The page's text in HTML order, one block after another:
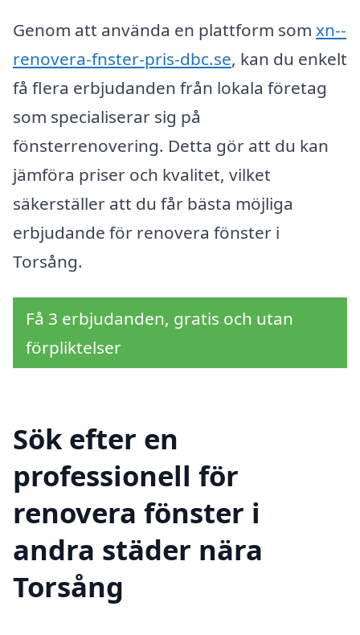
Genom att använda en plattform som xn--
renovera-fnster-pris-dbc.se, kan du enkelt
få flera erbjudanden från lokala företag
som specialiserar sig på
fönsterrenovering. Detta gör att du kan
jämföra priser och kvalitet, vilket
säkerställer att du får bästa möjliga
erbjudande för renovera fönster i
Torsång.
Få 3 erbjudanden, gratis och utan
förpliktelser
Sök efter en
professionell för
renovera fönster i
andra städer nära
Torsång